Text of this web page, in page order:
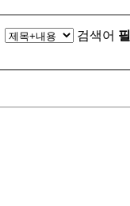
검색어